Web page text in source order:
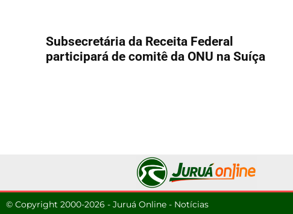
Subsecretária da Receita Federal
participará de comitê da ONU na Suíça
© Copyright 2000-2026 - Juruá Online - Notícias